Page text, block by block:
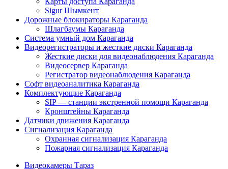
Sigur Шымкент
Дорожные блокираторы Караганда
Шлагбаумы Караганда
Система умный дом Караганда
Видеорегистраторы и жесткие диски Караганда
Жесткие диски для видеонаблюдения Караганда
Видеосервер Караганда
Регистратор видеонаблюдения Караганда
Софт видеоаналитика Караганда
Комплектующие Караганда
SIP — станции экстренной помощи Караганда
Кронштейны Караганда
Датчики движения Караганда
Сигнализация Караганда
Охранная сигнализация Караганда
Пожарная сигнализация Караганда
Видеокамеры Тараз